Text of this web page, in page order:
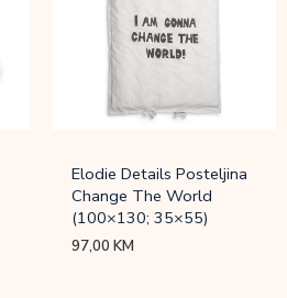
Elodie Details Posteljina
Change The World
(100×130; 35×55)
97,00KM